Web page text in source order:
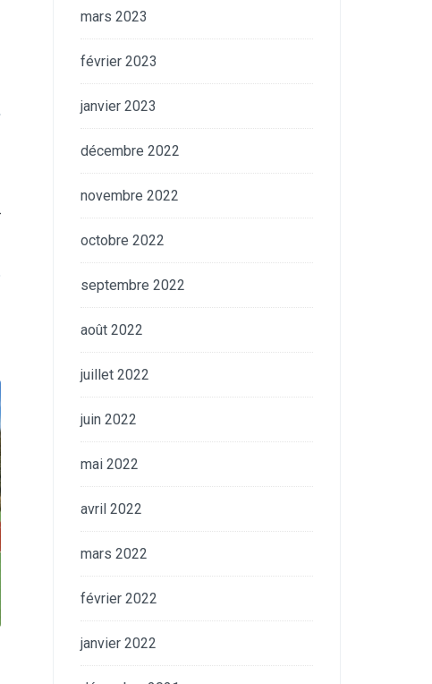
mars 2023
février 2023
janvier 2023
décembre 2022
novembre 2022
octobre 2022
septembre 2022
août 2022
juillet 2022
juin 2022
mai 2022
avril 2022
mars 2022
février 2022
janvier 2022